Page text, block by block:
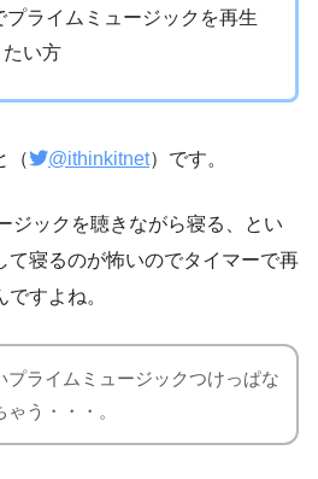
ライムミュージックを再生
い方
（ @ithinkitnet）です。
ジックを聴きながら寝る、とい
て寝るのが怖いのでタイマーで再
すよね。
プライムミュージックつけっぱな
ゃう・・・。